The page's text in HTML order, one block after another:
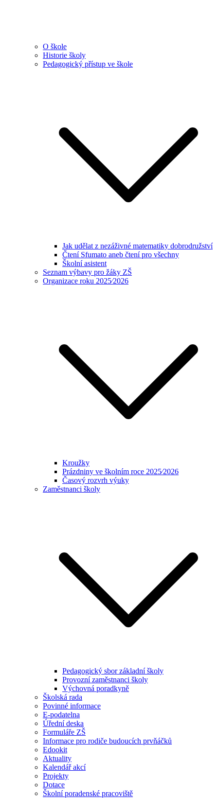
O škole
Historie školy
Pedagogický přístup ve škole
Jak udělat z nezáživné matematiky dobrodružství
Čtení Sfumato aneb čtení pro všechny
Školní asistent
Seznam výbavy pro žáky ZŠ
Organizace roku 2025⁄2026
Kroužky
Prázdniny ve školním roce 2025⁄2026
Časový rozvrh výuky
Zaměstnanci školy
Pedagogický sbor základní školy
Provozní zaměstnanci školy
Výchovná poradkyně
Školská rada
Povinné informace
E-podatelna
Úřední deska
Formuláře ZŠ
Informace pro rodiče budoucích prvňáčků
Edookit
Aktuality
Kalendář akcí
Projekty
Dotace
Školní poradenské pracoviště